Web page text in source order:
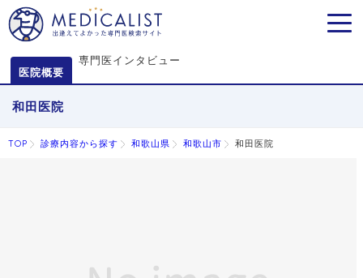
医院概要
専門医インタビュー
和田医院
TOP 診療内容から探す 和歌山県 和歌山市 和田医院